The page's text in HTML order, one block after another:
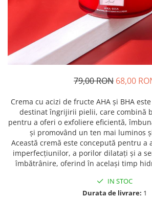
79,00 RON 68,00
Crema cu acizi de fructe AHA și BHA
destinat îngrijirii pielii, care combină
pentru a oferi o exfoliere eficientă,
și promovând un ten mai luminos
Această cremă este concepută pentru a
imperfecțiunilor, a porilor dilatați și a
îmbătrânire, oferind în același timp
IN STOC
Durata de livrare: 1